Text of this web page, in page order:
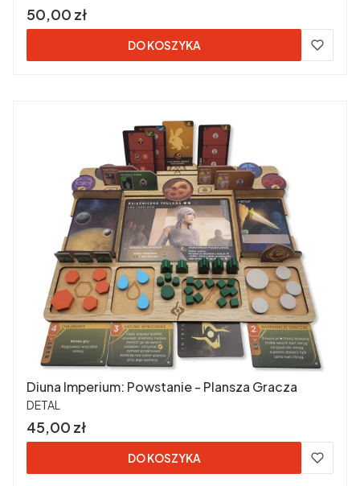
Cena
50,00 zł
DO KOSZYKA
Diuna Imperium: Powstanie - Plansza Gracza
PRODUCENT
DETAL
Cena
45,00 zł
DO KOSZYKA